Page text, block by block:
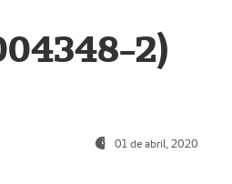
2)
01 de abril, 2020